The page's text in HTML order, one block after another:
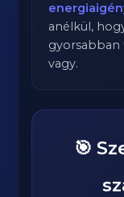
anélkül,
gyorsabban
vagy.
🎯